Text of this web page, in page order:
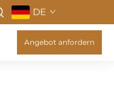
DE
Angebot anfordern